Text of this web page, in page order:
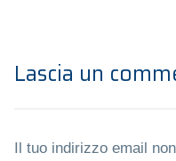
Lascia un
Il tuo indirizzo email